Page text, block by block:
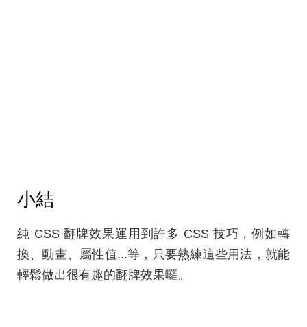
小結
純 CSS 翻牌效果運用到許多 CSS 技巧，例如轉
換、動畫、屬性值...等，只要熟練這些用法，就能
輕鬆做出很有趣的翻牌效果囉。